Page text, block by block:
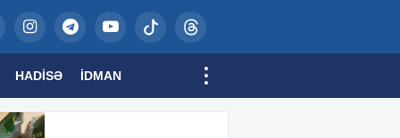
HADISƏ İDMAN